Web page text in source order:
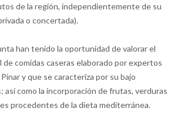
de la región, independientemente de su
o concertada).
han tenido la oportunidad de valorar el
comidas caseras elaborado por expertos
y que se caracteriza por su bajo
así como la incorporación de frutas, verduras
procedentes de la dieta mediterránea.